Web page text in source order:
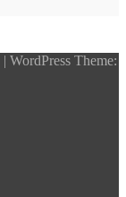
| WordPress Theme: